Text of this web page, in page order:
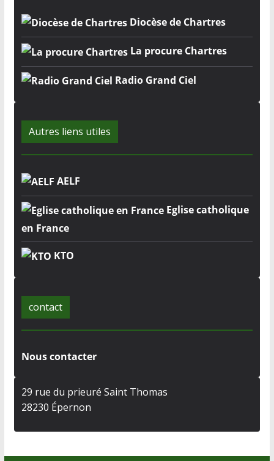
Diocèse de Chartres
La procure Chartres
Radio Grand Ciel
Autres liens utiles
AELF
Eglise catholique
en France
KTO
contact
Nous contacter
29 rue du prieuré Saint Thomas
28230 Épernon